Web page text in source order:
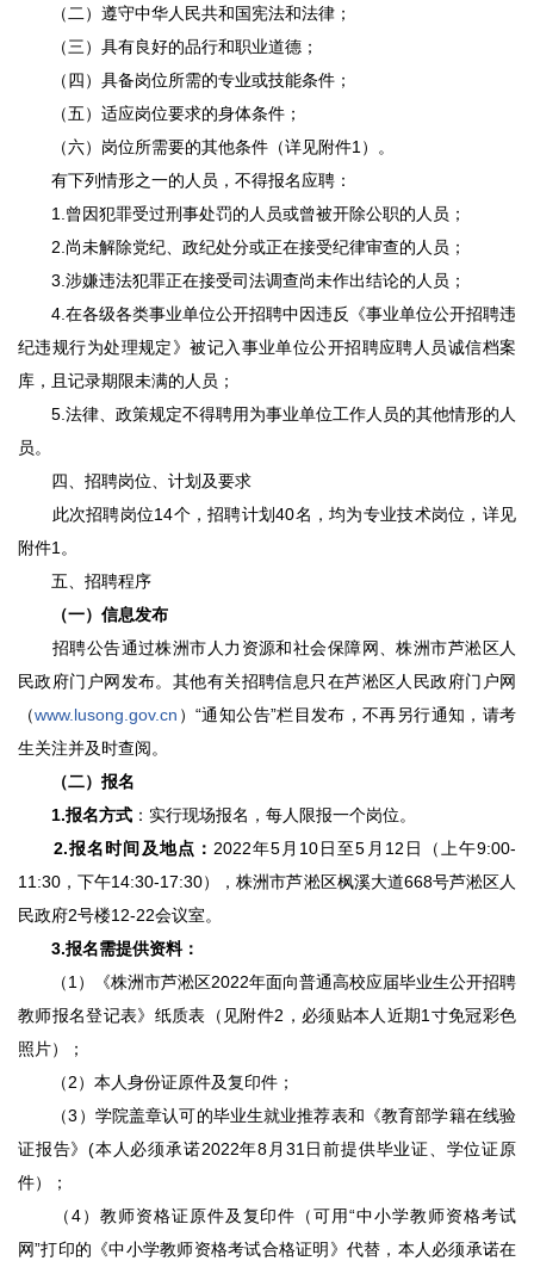
（二）遵守中华人民共和国宪法和法律；
（三）具有良好的品行和职业道德；
（四）具备岗位所需的专业或技能条件；
（五）适应岗位要求的身体条件；
（六）岗位所需要的其他条件（详见附件1）。
有下列情形之一的人员，不得报名应聘：
1.曾因犯罪受过刑事处罚的人员或曾被开除公职的人员；
2.尚未解除党纪、政纪处分或正在接受纪律审查的人员；
3.涉嫌违法犯罪正在接受司法调查尚未作出结论的人员；
4.在各级各类事业单位公开招聘中因违反《事业单位公开招聘违
纪违规行为处理规定》被记入事业单位公开招聘应聘人员诚信档案
库，且记录期限未满的人员；
5.法律、政策规定不得聘用为事业单位工作人员的其他情形的人
员。
四、招聘岗位、计划及要求
此次招聘岗位14个，招聘计划40名，均为专业技术岗位，详见
附件1。
五、招聘程序
（一）信息发布
招聘公告通过株洲市人力资源和社会保障网、株洲市芦淞区人
民政府门户网发布。其他有关招聘信息只在芦淞区人民政府门户网
（www.lusong.gov.cn ）“通知公告”栏目发布，不再另行通知，请考
生关注并及时查阅。
（二）报名
1.报名方式 ：实行现场报名，每人限报一个岗位。
2.报名时间及地点 ： 2022年5月10日至5月12日（上午9:00-
11:30，下午14:30-17:30），株洲市芦淞区枫溪大道668号芦淞区人
民政府2号楼12-22会议室。
3.报名需提供资料：
（1）《株洲市芦淞区2022年面向普通高校应届毕业生公开招聘
教师报名登记表》纸质表（见附件2，必须贴本人近期1寸免冠彩色
照片）；
（2）本人身份证原件及复印件；
（3）学院盖章认可的毕业生就业推荐表和《教育部学籍在线验
证报告》(本人必须承诺2022年8月31日前提供毕业证、学位证原
件）；
（4）教师资格证原件及复印件（可用“中小学教师资格考试
网”打印的《中小学教师资格考试合格证明》代替，本人必须承诺在